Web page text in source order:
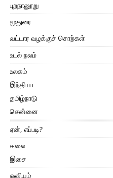
புறநானூறு
மூதுரை
வட்டார வழக்குச் சொற்கள்
உடல் நலம்
உலகம்
இந்தியா
தமிழ்நாடு
சென்னை
ஏன், எப்படி?
கலை
இசை
ஓவியம்